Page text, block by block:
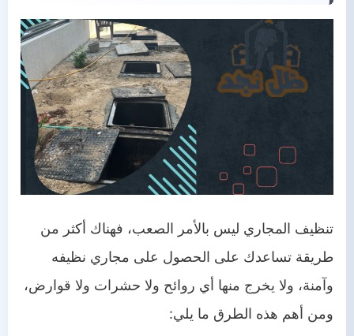
تنظيف المجاري ليس بالأمر الصعب، فهناك أكثر من
طريقة تساعدك على الحصول على مجاري نظيفه
وآمنة، ولا يخرج منها أي روائح ولا حشرات ولا قوارض،
ومن أهم هذه الطرق ما يلي: